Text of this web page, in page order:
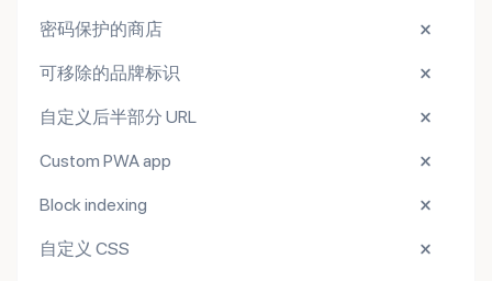
密码保护的商店
可移除的品牌标识
自定义后半部分 URL
Custom PWA app
Block indexing
自定义 CSS